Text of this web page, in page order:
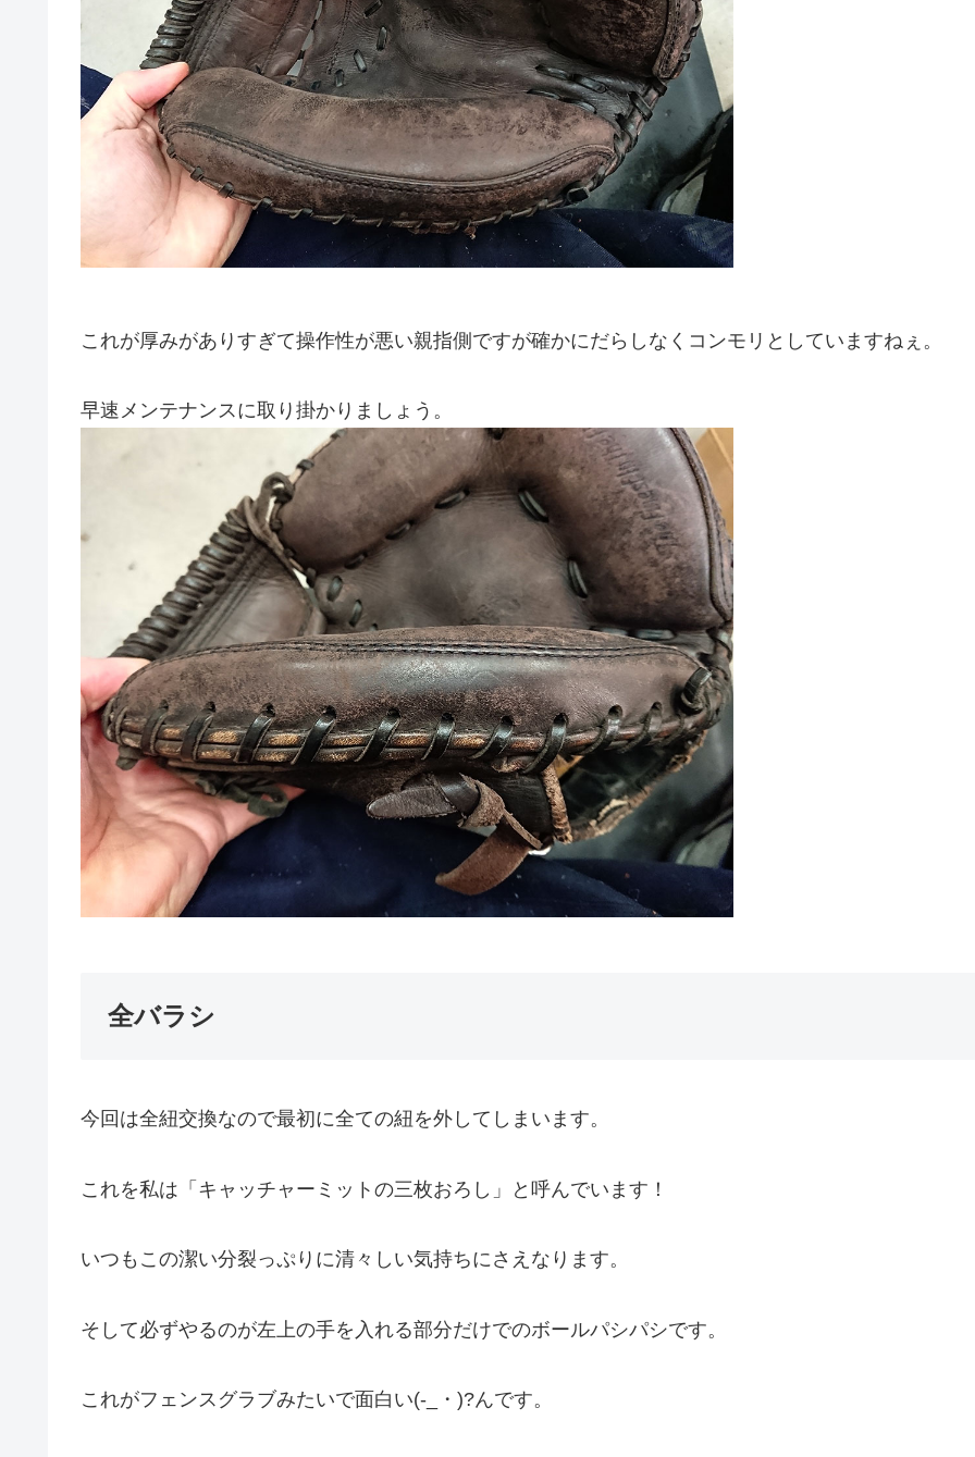
これが厚みがありすぎて操作性が悪い親指側ですが確かにだらしなくコンモリとしていますねぇ。
早速メンテナンスに取り掛かりましょう。
全バラシ
今回は全紐交換なので最初に全ての紐を外してしまいます。
これを私は「キャッチャーミットの三枚おろし」と呼んでいます！
いつもこの潔い分裂っぷりに清々しい気持ちにさえなります。
そして必ずやるのが左上の手を入れる部分だけでのボールパシパシです。
これがフェンスグラブみたいで面白い(-_・)?んです。